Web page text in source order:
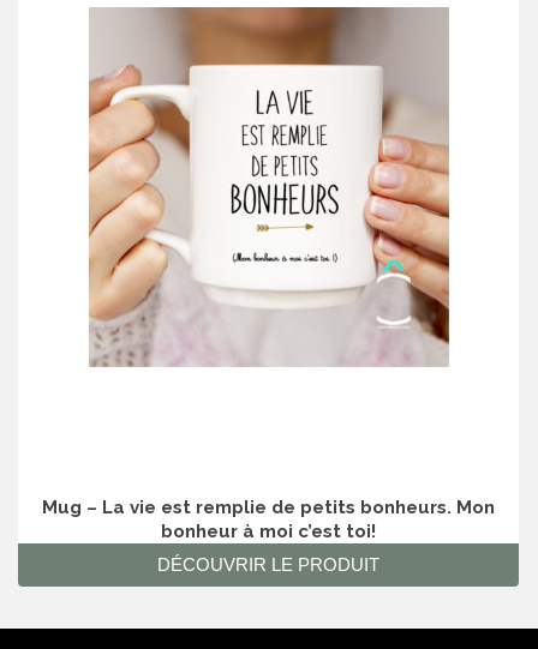
Mug – La vie est remplie de petits bonheurs. Mon
bonheur à moi c’est toi!
DÉCOUVRIR LE PRODUIT